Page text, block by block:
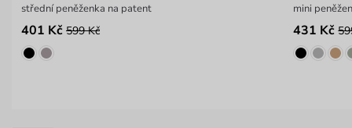
střední peněženka na patent
401 Kč 599 Kč
mini
431 Kč